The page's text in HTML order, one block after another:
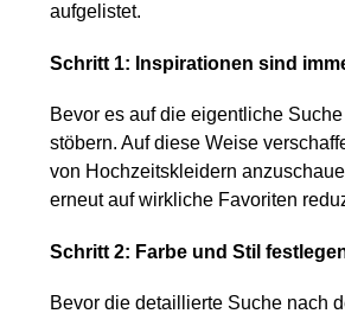
aufgelistet.
Schritt 1: Inspirationen sind
Bevor es auf die eigentliche
stöbern. Auf diese Weise
von Hochzeitskleidern
erneut auf wirkliche Favoriten
Schritt 2: Farbe und Stil
Bevor die detaillierte Suche nach